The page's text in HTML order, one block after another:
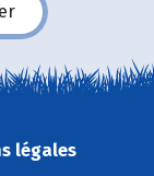
légales